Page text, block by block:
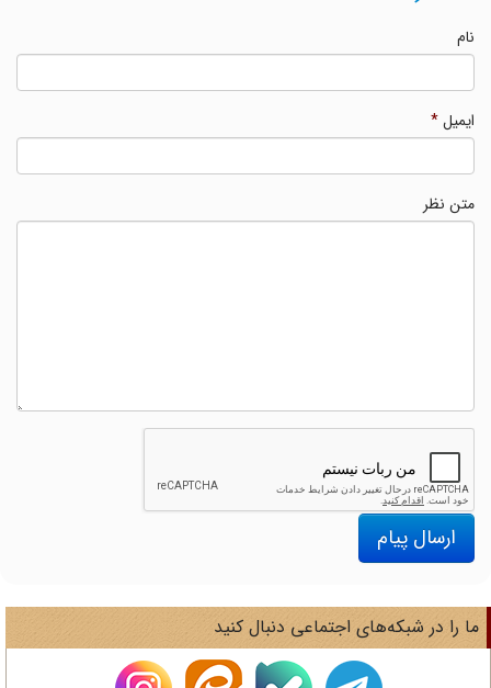
ایمیل*
متن نظر
ارسال پیام
را در شبکه‌های اجتماعی دنبال کنید